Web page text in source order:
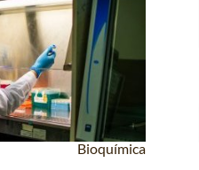
Bioquímica